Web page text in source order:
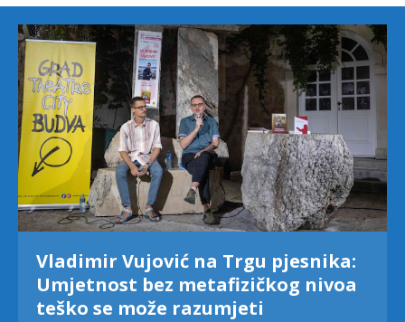
Vladimir Vujović na Trgu pjesnika:
Umjetnost bez metafizičkog nivoa
teško se može razumjeti